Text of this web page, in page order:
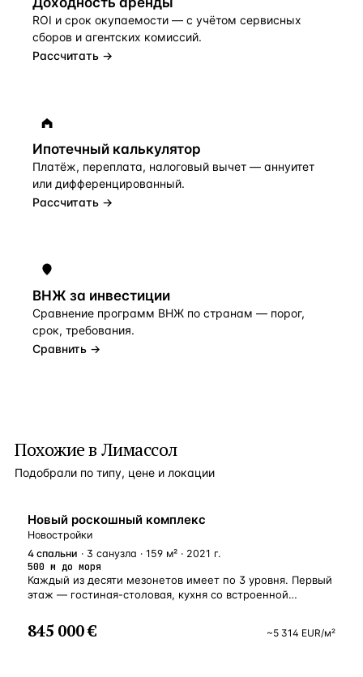
ROI и срок окупаемости — с учётом сервисных
сборов и агентских комиссий.
Рассчитать →
Ипотечный калькулятор
Платёж, переплата, налоговый вычет — аннуитет
или дифференцированный.
Рассчитать →
ВНЖ за инвестиции
Сравнение программ ВНЖ по странам — порог,
срок, требования.
Сравнить →
Похожие в Лимассол
Подобрали по типу, цене и локации
НОВОСТРОЙКА
Новый роскошный комплекс
Новостройки
4 спальни · 3 санузла · 159 м² · 2021 г.
500 м до моря
Каждый из десяти мезонетов имеет по 3 уровня. Первый
этаж — гостиная-столовая, кухня со встроенной
с установленной сантехникой. Раздвижные окна и двери
выводят на личную террасу с небольшим вечно зеленым
845 000 € ~5 314 EUR/м²